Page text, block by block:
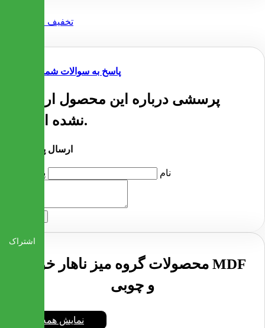
پاسخ به سوالات شما
پرسشی درباره این محصول ارسال
نشده است.
ارسال پرسش
نام پرسش
محصولات گروه میز ناهار خوری MDF
و چوبی
نمایش همه
اشتراک